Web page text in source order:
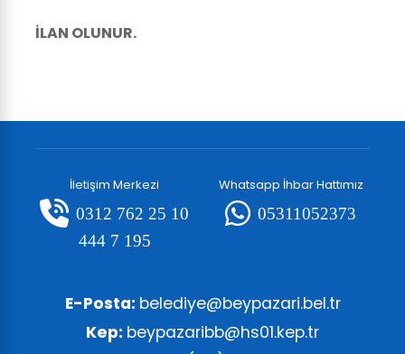
İLAN OLUNUR.
İletişim Merkezi
0312 762 25 10
444 7 195
Whatsapp İhbar Hattımız
05311052373
E-Posta: belediye@beypazari.bel.tr
Kep: beypazaribb@hs01.kep.tr